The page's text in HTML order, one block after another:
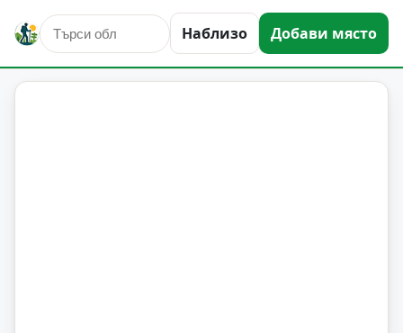
Наблизо Добави място
исторически забележителности Лиляче Област: Враца